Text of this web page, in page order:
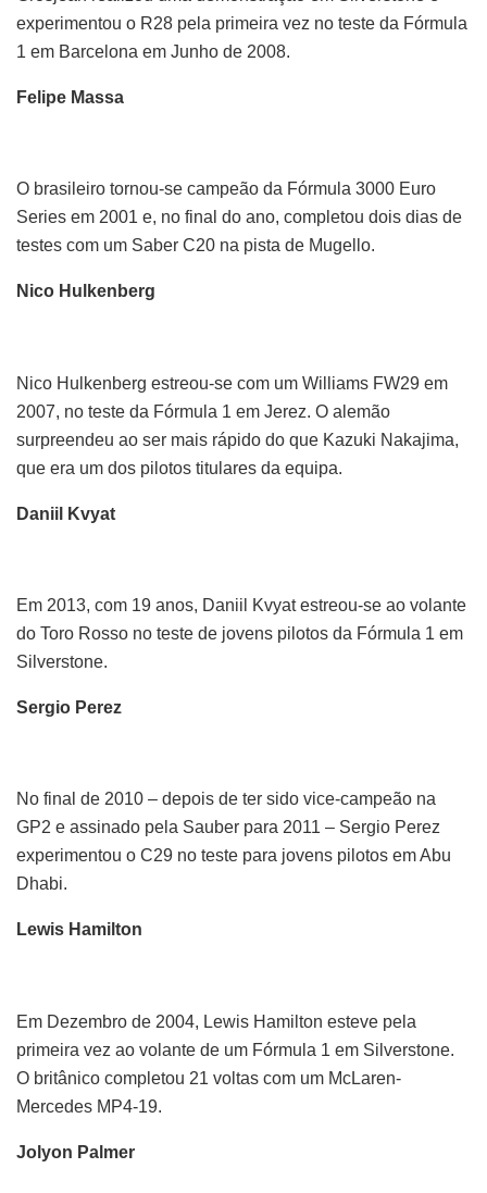
experimentou o R28 pela primeira vez no teste da Fórmula
1 em Barcelona em Junho de 2008.
Felipe Massa
O brasileiro tornou-se campeão da Fórmula 3000 Euro
Series em 2001 e, no final do ano, completou dois dias de
testes com um Saber C20 na pista de Mugello.
Nico Hulkenberg
Nico Hulkenberg estreou-se com um Williams FW29 em
2007, no teste da Fórmula 1 em Jerez. O alemão
surpreendeu ao ser mais rápido do que Kazuki Nakajima,
que era um dos pilotos titulares da equipa.
Daniil Kvyat
Em 2013, com 19 anos, Daniil Kvyat estreou-se ao volante
do Toro Rosso no teste de jovens pilotos da Fórmula 1 em
Silverstone.
Sergio Perez
No final de 2010 – depois de ter sido vice-campeão na
GP2 e assinado pela Sauber para 2011 – Sergio Perez
experimentou o C29 no teste para jovens pilotos em Abu
Dhabi.
Lewis Hamilton
Em Dezembro de 2004, Lewis Hamilton esteve pela
primeira vez ao volante de um Fórmula 1 em Silverstone.
O britânico completou 21 voltas com um McLaren-
Mercedes MP4-19.
Jolyon Palmer